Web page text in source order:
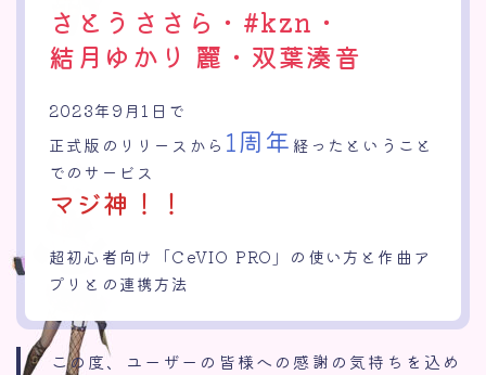
さとうささら・#kzn・
結月ゆかり 麗・双葉湊音
2023年9月1日で
正式版のリリースから 1周年 経ったということ
でのサービス
マジ神！！
超初心者向け「CeVIO PRO」の使い方と作曲ア
プリとの連携方法
この度、ユーザーの皆様への感謝の気持ちを込め